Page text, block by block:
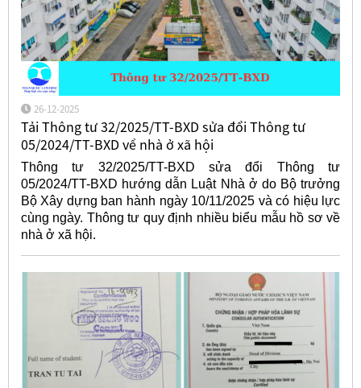
26-12-2025
Tải Thông tư 32/2025/TT-BXD sửa đổi Thông tư
05/2024/TT-BXD về nhà ở xã hội
Thông tư 32/2025/TT-BXD sửa đổi Thông tư
05/2024/TT-BXD hướng dẫn Luật Nhà ở do Bộ trưởng
Bộ Xây dựng ban hành ngày 10/11/2025 và có hiệu lực
cùng ngày. Thông tư quy định nhiều biểu mẫu hồ sơ về
nhà ở xã hội.